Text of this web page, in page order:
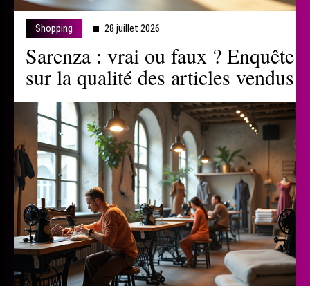
Shopping 28 juillet 2026
Sarenza : vrai ou faux ? Enquête
sur la qualité des articles vendus